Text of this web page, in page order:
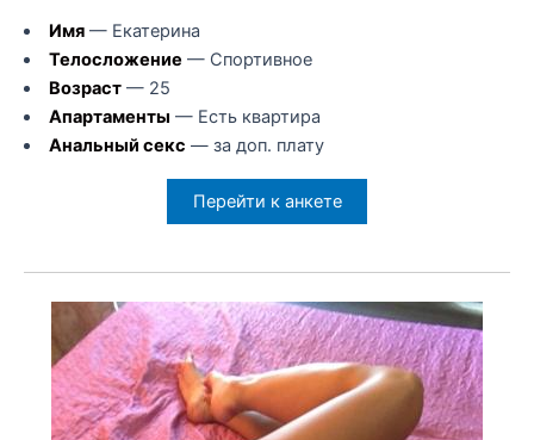
Имя— Екатерина
Телосложение — Спортивное
Возраст— 25
Апартаменты — Есть квартира
Анальный секс — за доп. плату
Перейти к анкете